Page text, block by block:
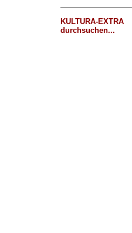
KULTURA-EXTRA
durchsuchen...